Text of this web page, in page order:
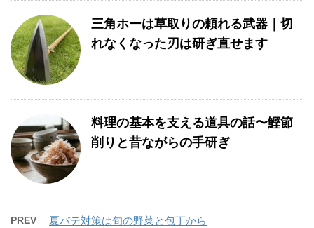
三角ホーは草取りの頼れる武器｜切
れなくなった刃は研ぎ直せます
料理の基本を支える道具の話〜鰹節
削りと昔ながらの手研ぎ
PREV 夏バテ対策は旬の野菜と包丁から